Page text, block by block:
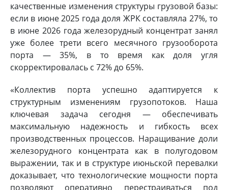
качественные изменения структуры грузовой базы:
если в июне 2025 года доля ЖРК составляла 27%, то
в июне 2026 года железорудный концентрат занял
уже более трети всего месячного грузооборота
порта — 35%, в то время как доля угля
скорректировалась с 72% до 65%.
«Коллектив порта успешно адаптируется к
структурным изменениям грузопотоков. Наша
ключевая задача сегодня — обеспечивать
максимальную надежность и гибкость всех
производственных процессов. Наращивание доли
железорудного концентрата как в полугодовом
выражении, так и в структуре июньской перевалки
доказывает, что технологические мощности порта
позволяют оперативно перестраиваться под